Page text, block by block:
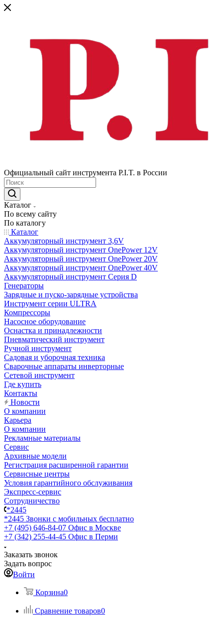
Официальный сайт инструмента P.I.T. в России
Каталог
По всему сайту
По каталогу
Каталог
Аккумуляторный инструмент 3,6V
Аккумуляторный инструмент OnePower 12V
Аккумуляторный инструмент OnePower 20V
Аккумуляторный инструмент OnePower 40V
Аккумуляторный инструмент Серия D
Генераторы
Зарядные и пуско-зарядные устройства
Инструмент серии ULTRA
Компрессоры
Насосное оборудование
Оснастка и принадлежности
Пневматический инструмент
Ручной инструмент
Садовая и уборочная техника
Сварочные аппараты инверторные
Сетевой инструмент
Где купить
Контакты
Новости
О компании
Карьера
О компании
Рекламные материалы
Сервис
Архивные модели
Регистрация расширенной гарантии
Сервисные центры
Условия гарантийного обслуживания
Экспресс-сервис
Сотрудничество
*2445
*2445 Звонки с мобильных бесплатно
+7 (495) 646-84-07 Офис в Москве
+7 (342) 255-44-45 Офис в Перми
Заказать звонок
Задать вопрос
Войти
Корзина0
Сравнение товаров0